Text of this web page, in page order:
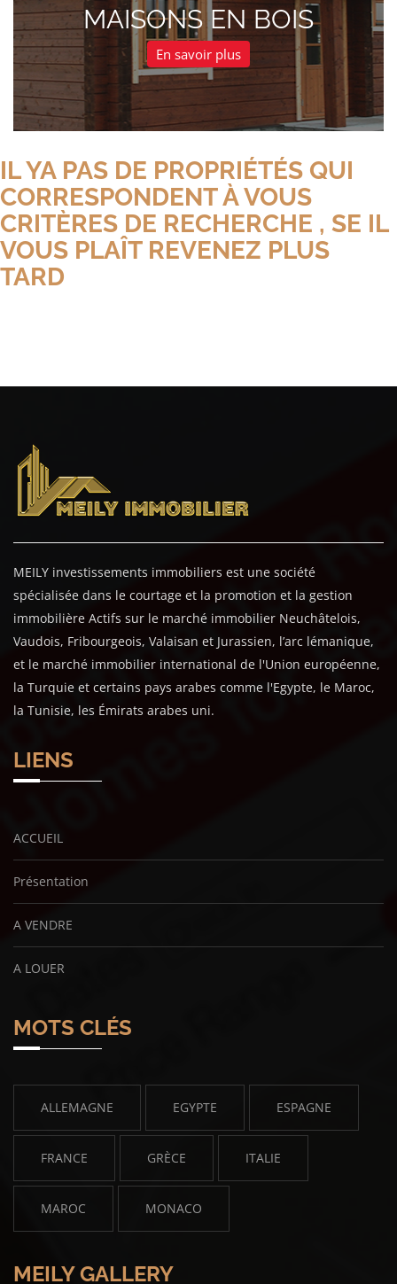
MAISONS EN BOIS
En savoir plus
IL YA PAS DE PROPRIÉTÉS QUI
CORRESPONDENT À VOUS
CRITÈRES DE RECHERCHE , SE IL
VOUS PLAÎT REVENEZ PLUS
TARD
MEILY investissements immobiliers est une société
spécialisée dans le courtage et la promotion et la gestion
immobilière Actifs sur le marché immobilier Neuchâtelois,
Vaudois, Fribourgeois, Valaisan et Jurassien, l’arc lémanique,
et le marché immobilier international de l'Union européenne,
la Turquie et certains pays arabes comme l'Egypte, le Maroc,
la Tunisie, les Émirats arabes uni.
LIENS
ACCUEIL
Présentation
A VENDRE
A LOUER
MOTS CLÉS
ALLEMAGNE EGYPTE ESPAGNE
FRANCE GRÈCE ITALIE
MAROC MONACO
MEILY GALLERY